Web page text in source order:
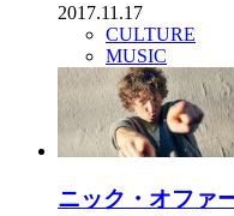
2017.11.17
CULTURE
MUSIC
ニック・オファ